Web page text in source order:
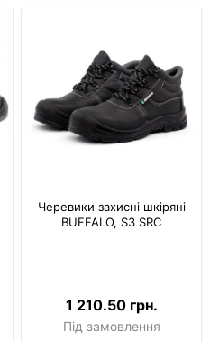
Черевики захисні шкіряні
BUFFALO, S3 SRC
1 210.50 грн.
Під замовлення